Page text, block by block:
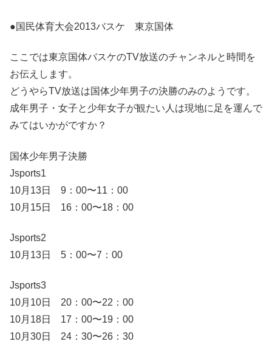
●国民体育大会2013バスケ 東京国体
ここでは東京国体バスケのTV放送のチャンネルと時間を
お伝えします。
どうやらTV放送は国体少年男子の決勝のみのようです。
成年男子・女子と少年女子が観たい人は現地に足を運んで
みてはいかがですか？
国体少年男子決勝
Jsports1
10月13日 9：00〜11：00
10月15日 16：00〜18：00
Jsports2
10月13日 5：00〜7：00
Jsports3
10月10日 20：00〜22：00
10月18日 17：00〜19：00
10月30日 24：30〜26：30